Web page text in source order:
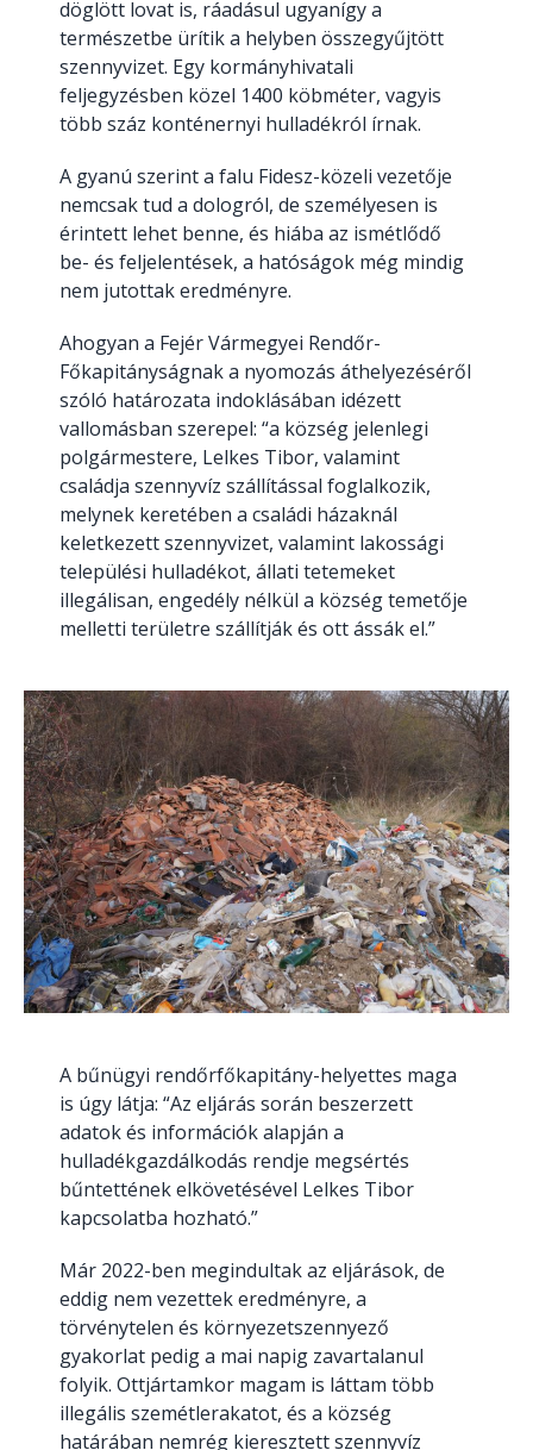
döglött lovat is, ráadásul ugyanígy a
természetbe ürítik a helyben összegyűjtött
szennyvizet. Egy kormányhivatali
feljegyzésben közel 1400 köbméter, vagyis
több száz konténernyi hulladékról írnak.
A gyanú szerint a falu Fidesz-közeli vezetője
nemcsak tud a dologról, de személyesen is
érintett lehet benne, és hiába az ismétlődő
be- és feljelentések, a hatóságok még mindig
nem jutottak eredményre.
Ahogyan a Fejér Vármegyei Rendőr-
Főkapitányságnak a nyomozás áthelyezéséről
szóló határozata indoklásában idézett
vallomásban szerepel: “a község jelenlegi
polgármestere, Lelkes Tibor, valamint
családja szennyvíz szállítással foglalkozik,
melynek keretében a családi házaknál
keletkezett szennyvizet, valamint lakossági
települési hulladékot, állati tetemeket
illegálisan, engedély nélkül a község temetője
melletti területre szállítják és ott ássák el.”
A bűnügyi rendőrfőkapitány-helyettes maga
is úgy látja: “Az eljárás során beszerzett
adatok és információk alapján a
hulladékgazdálkodás rendje megsértés
bűntettének elkövetésével Lelkes Tibor
kapcsolatba hozható.”
Már 2022-ben megindultak az eljárások, de
eddig nem vezettek eredményre, a
törvénytelen és környezetszennyező
gyakorlat pedig a mai napig zavartalanul
folyik. Ottjártamkor magam is láttam több
illegális szemétlerakatot, és a község
határában nemrég kieresztett szennyvíz